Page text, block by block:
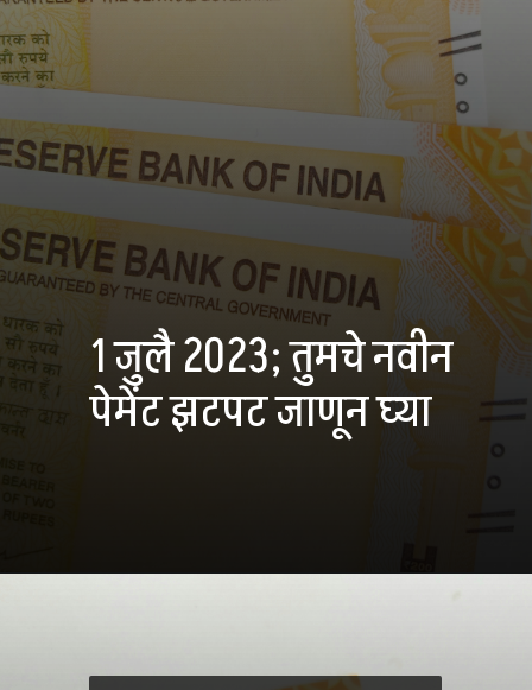
1 जुलै 2023; तुमचे नवीन
पेमेंट झटपट जाणून घ्या